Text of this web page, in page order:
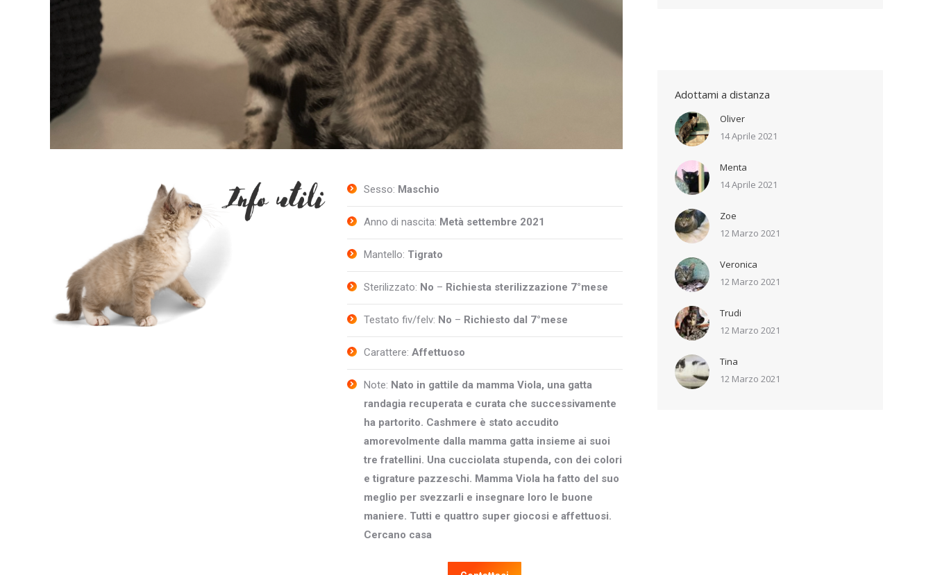
Sesso: Maschio
Anno di nascita: Metà settembre 2021
Mantello: Tigrato
Sterilizzato: No – Richiesta sterilizzazione 7°mese
Testato fiv/felv: No – Richiesto dal 7°mese
Carattere: Affettuoso
Note: Nato in gattile da mamma Viola, una gatta
randagia recuperata e curata che successivamente
ha partorito. Cashmere è stato accudito
amorevolmente dalla mamma gatta insieme ai suoi
tre fratellini. Una cucciolata stupenda, con dei colori
e tigrature pazzeschi. Mamma Viola ha fatto del suo
meglio per svezzarli e insegnare loro le buone
maniere. Tutti e quattro super giocosi e affettuosi.
Cercano casa
Adottami a distanza
Oliver
14 Aprile 2021
Menta
14 Aprile 2021
Zoe
12 Marzo 2021
Veronica
12 Marzo 2021
Trudi
12 Marzo 2021
Tina
12 Marzo 2021